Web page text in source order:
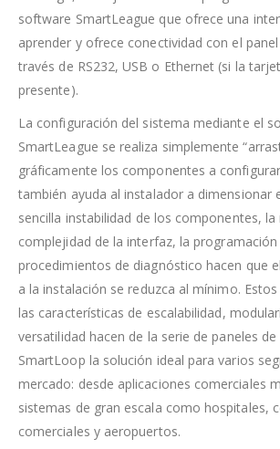
software SmartLeague que ofrece una
aprender y ofrece conectividad con el
través de RS232, USB o Ethernet (si la
presente).
La configuración del sistema mediante el
SmartLeague se realiza simplemente
gráficamente los componentes a
también ayuda al instalador a dimensionar
sencilla instabilidad de los componentes, la
complejidad de la interfaz, la
procedimientos de diagnóstico hacen que
a la instalación se reduzca al mínimo.
las características de escalabilidad,
versatilidad hacen de la serie de paneles
SmartLoop la solución ideal para varios
mercado: desde aplicaciones comerciales
sistemas de gran escala como hospitales,
comerciales y aeropuertos.